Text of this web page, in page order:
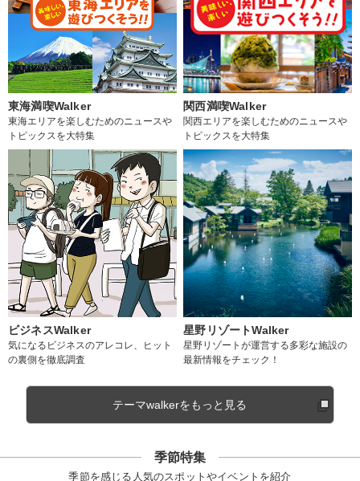
東海満喫Walker
東海エリアを楽しむためのニュースや
トピックスを大特集
関西満喫Walker
関西エリアを楽しむためのニュースや
トピックスを大特集
ビジネスWalker
気になるビジネスのアレコレ、ヒット
の裏側を徹底調査
星野リゾートWalker
星野リゾートが運営する多彩な施設の
最新情報をチェック！
テーマwalkerをもっと見る
季節特集
季節を感じる人気のスポットやイベントを紹介